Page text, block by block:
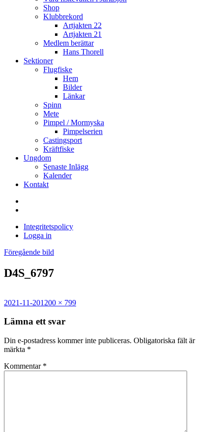
Shop
Klubbrekord
Artjakten 22
Artjakten 21
Medlem berättar
Hans Thorell
Sektioner
Flugfiske
Hem
Bilder
Länkar
Spinn
Mete
Pimpel / Mormyska
Pimpelserien
Castingsport
Kräftfiske
Ungdom
Senaste Inlägg
Kalender
Kontakt
Sandasjön
Integritetspolicy
Logga in
Föregående bild
D4S_6797
Postat
2021-11-20Full
1200 × 799
Lämna ett svar
Din e-postadress kommer inte publiceras. Obligatoriska fält är
märkta *
Kommentar *